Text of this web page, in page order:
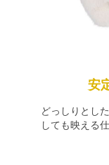
安
どっしりとし
しても映える